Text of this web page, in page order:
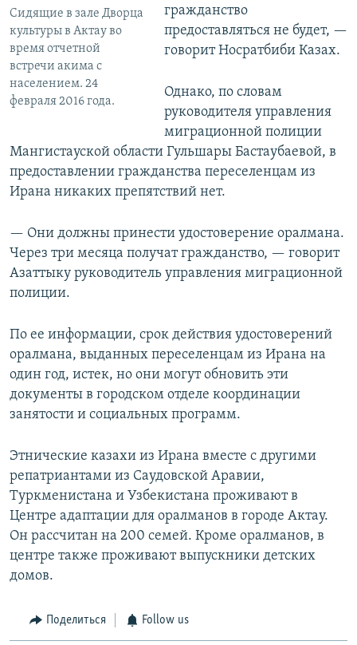
Сидящие в зале Дворца
культуры в Актау во
время отчетной
встречи акима с
населением. 24
февраля 2016 года.
гражданство
предоставляться не будет, —
говорит Носратбиби Казах.
Однако, по словам
руководителя управления
миграционной полиции
Мангистауской области Гульшары Бастаубаевой, в
предоставлении гражданства переселенцам из
Ирана никаких препятствий нет.
— Они должны принести удостоверение оралмана.
Через три месяца получат гражданство, — говорит
Азаттыку руководитель управления миграционной
полиции.
По ее информации, срок действия удостоверений
оралмана, выданных переселенцам из Ирана на
один год, истек, но они могут обновить эти
документы в городском отделе координации
занятости и социальных программ.
Этнические казахи из Ирана вместе с другими
репатриантами из Саудовской Аравии,
Туркменистана и Узбекистана проживают в
Центре адаптации для оралманов в городе Актау.
Он рассчитан на 200 семей. Кроме оралманов, в
центре также проживают выпускники детских
домов.
Поделиться Follow us